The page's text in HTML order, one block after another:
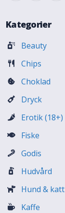
Kategorier
Beauty
Chips
Choklad
Dryck
Erotik (18+)
Fiske
Godis
Hudvård
Hund & katt
Kaffe